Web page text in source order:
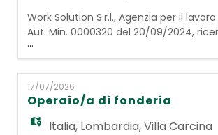
DE
ES
Work Solution S.r.l., Agenzia per il
Aut. Min. 0000320 del 20/09/2024,
seleziona per azienda operante nella
lavorazione di metalli, la figura di un/
ADDETTO/A MACCHINE TAGLIO LASER.
risorsa si occuperà di posizionare le
grezze sulla macchina e di rimuovere i
tagliati. Gestirà la cernita e il controllo
...
17/07/2026
Operaio/a di fonderia
Italia, Lombardia,Villa Carcina